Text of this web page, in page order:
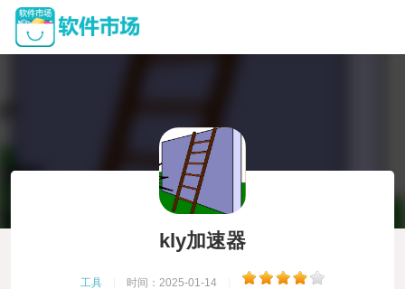
kly加速器
工具 时间：2025-01-14